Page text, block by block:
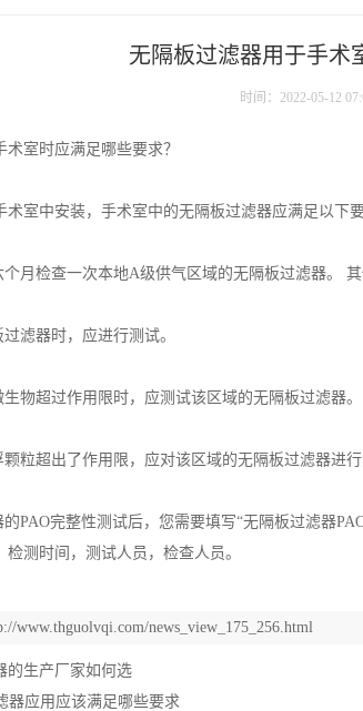
无隔板过滤器用于手术
时间：2022-05-12
室时应满足哪些要求？
室中安装，手术室中的无隔板过滤器应满足以下要
月检查一次本地A级供气区域的无隔板过滤器。
滤器时，应进行测试。
物超过作用限时，应测试该区域的无隔板过滤器。
粒超出了作用限，应对该区域的无隔板过滤器进行
PAO完整性测试后，您需要填写“无隔板过滤器
测时间，测试人员，检查人员。
www.thguolvqi.com/news_view_175_256.html
的生产厂家如何选
器应用应该满足哪些要求